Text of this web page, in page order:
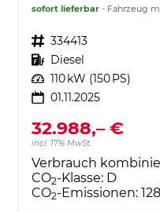
sofort lieferbar Fahrzeug
Fahrzeugnr. 334413
Kraftstoff Diesel
Leistung 110 kW (150 PS)
01.11.2025
32.988,– €
incl. 17% MwSt.
Verbrauch
CO2-Klasse: D
CO2-Emissionen: